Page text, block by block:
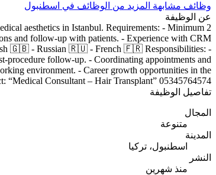
وظائف مشابهة المزيد من الوظائف في اسطنبول
عن الوظيفة
aesthetics in Istanbul. Requirements: - Minimum 2
and follow-up with patients. - Experience with CRM
🇬🇧 - Russian 🇷🇺 - French 🇫🇷 Responsibilities: -
procedure follow-up. - Coordinating appointments and
environment. - Career growth opportunities in the
“Medical Consultant – Hair Transplant” 05345764574
تفاصيل الوظيفة
المجال
متنوعة
المدينة
اسطنبول، تركيا
النشر
منذ شهرين